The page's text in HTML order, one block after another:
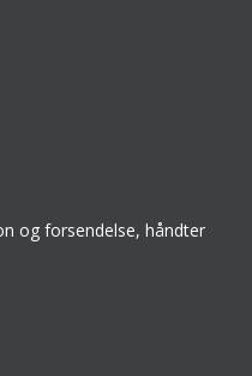
og forsendelse, håndter